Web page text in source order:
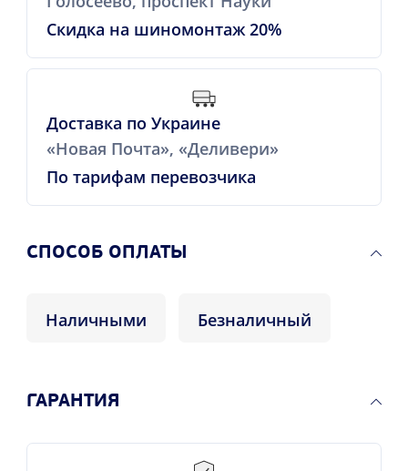
Скидка на шиномонтаж 20%
Доставка по Украине
«Новая Почта», «Деливери»
По тарифам перевозчика
CПОСОБ ОПЛАТЫ
Наличными Безналичный
ГАРАНТИЯ